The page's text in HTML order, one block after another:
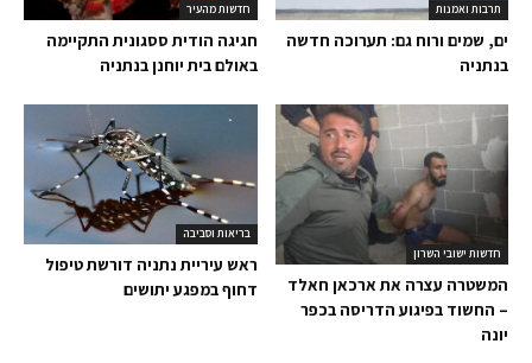
חדשות מהעיר
חגיגה הודית ססגונית התקיימה
באולם בית יוחנן בנתניה
תרבות ואמנות
ים, שמים ורוח גם: תערוכה חדשה
בנתניה
בריאות וסביבה
ראש עיריית נתניה דורשת טיפול
דחוף במפגע יתושים
חדשות ישובי השרון
המשטרה עצרה את ארכאן חאלד
– החשוד בפיגוע הדריסה בכפר
יונה